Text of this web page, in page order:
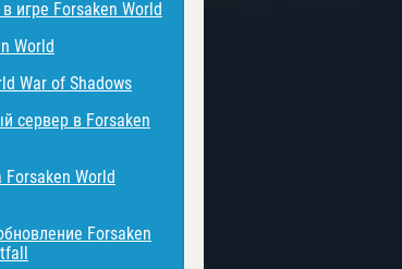
игре Forsaken World
World
War of Shadows
сервер в Forsaken
World
Forsaken